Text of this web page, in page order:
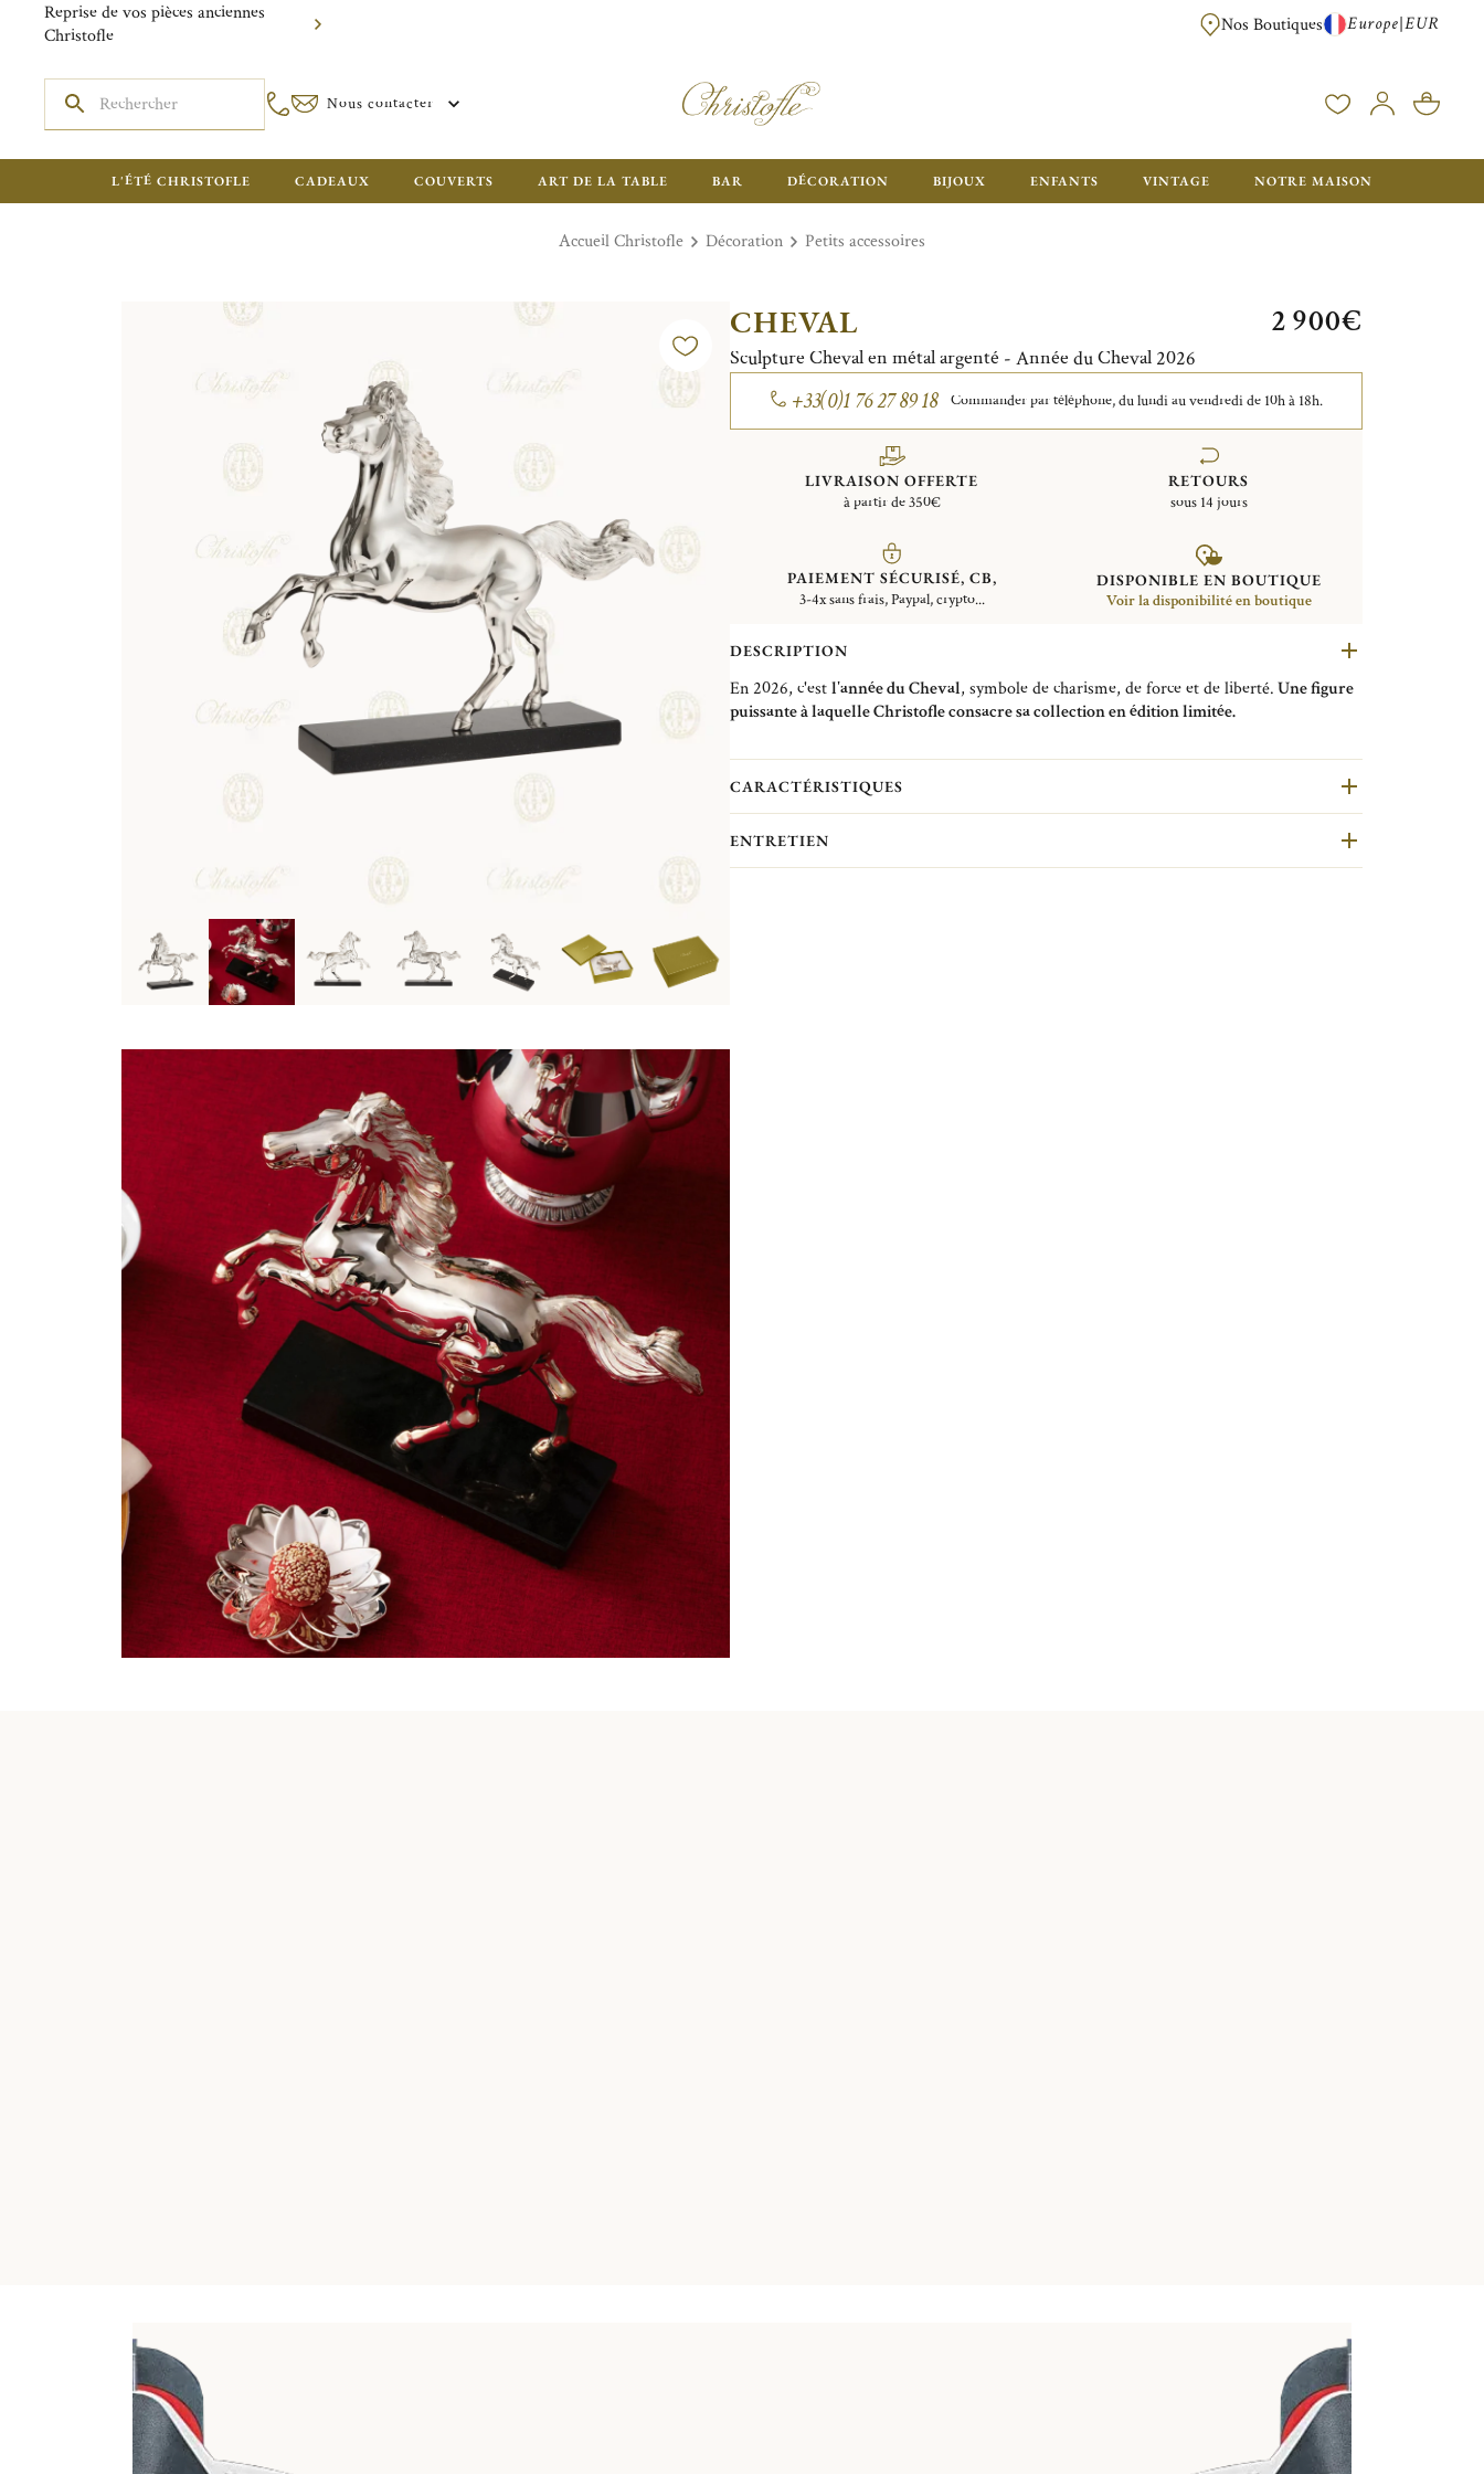
Reprise de vos pièces anciennes
Christofle
LIVRAISON OFFERTE DÈS 350€ D'ACHAT, AVEC
Nos Boutiques Europe|EUR
Nous contacter
L'ÉTÉ CHRISTOFLE CADEAUX COUVERTS ART DE LA TABLE BAR DÉCORATION BIJOUX ENFANTS VINTAGE NOTRE MAISON
Accueil Christofle Décoration Petits accessoires
CHEVAL
Sculpture Cheval en métal argenté - Année du Cheval 2026
2 900€
+33(0)1 76 27 89 18 Commander par téléphone, du lundi au vendredi de 10h à 18h.
LIVRAISON OFFERTE
à partir de 350€
RETOURS
sous 14 jours
PAIEMENT SÉCURISÉ, CB,
3-4x sans frais, Paypal, crypto...
DISPONIBLE EN BOUTIQUE
Voir la disponibilité en boutique
DESCRIPTION
En 2026, c'estl'année du Cheval, symbole de charisme, de force et de liberté.Une figure
puissante à laquelle Christofle consacre sa collection en édition limitée.
maîtresse de décorationidéale pour tous les passionnés d'équitation. Que ce soit sur un
bureau, une étagère ou dans une bibliothèque, elle apporte une touche de noblesse et de
CARACTÉRISTIQUES
ENTRETIEN